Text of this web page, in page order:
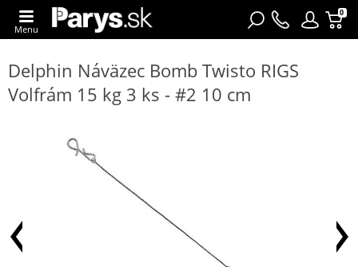
0
Menu
Delphin Náväzec Bomb Twisto RIGS
Volfrám 15 kg 3 ks - #2 10 cm